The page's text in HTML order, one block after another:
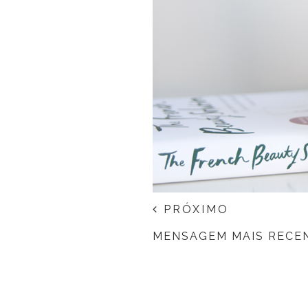
PRÓXIMO
MENSAGEM MAIS